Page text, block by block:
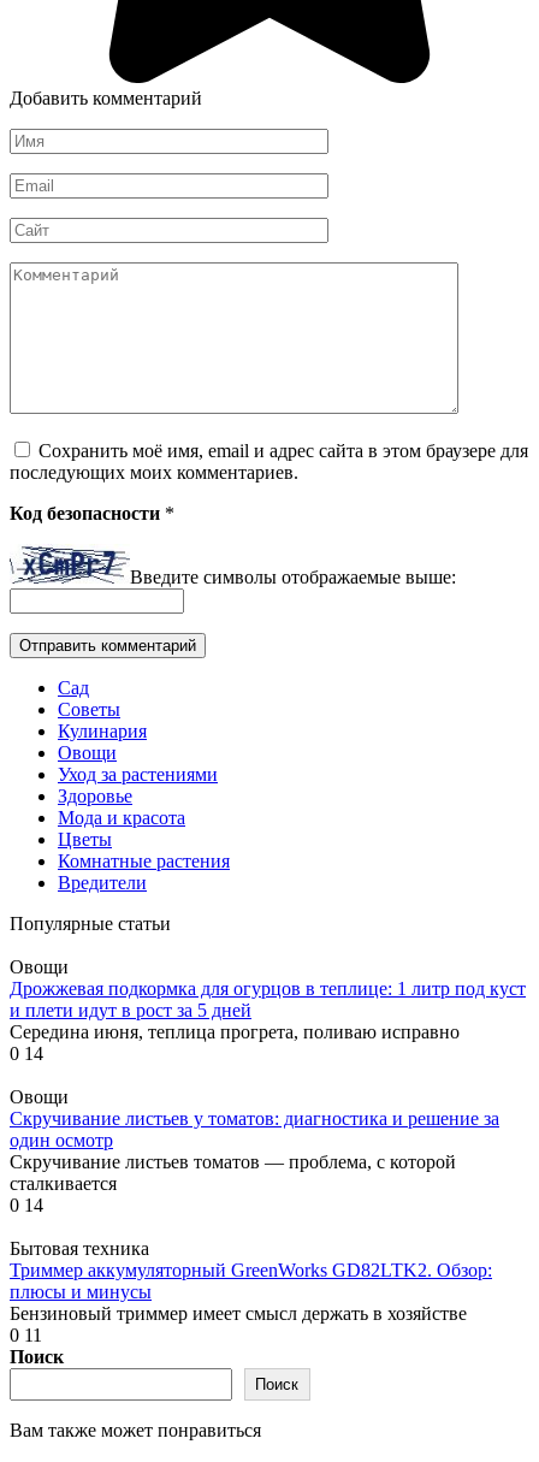
Добавить комментарий
Имя
*
Email
*
Сайт
Комментарий
Сохранить моё имя, email и адрес сайта в этом браузере для
последующих моих комментариев.
Код безопасности *
Введите символы отображаемые выше:
Сад
Советы
Кулинария
Овощи
Уход за растениями
Здоровье
Мода и красота
Цветы
Комнатные растения
Вредители
Популярные статьи
Овощи
Дрожжевая подкормка для огурцов в теплице: 1 литр под куст
и плети идут в рост за 5 дней
Середина июня, теплица прогрета, поливаю исправно
0 14
Овощи
Скручивание листьев у томатов: диагностика и решение за
один осмотр
Скручивание листьев томатов — проблема, с которой
сталкивается
0 14
Бытовая техника
Триммер аккумуляторный GreenWorks GD82LTK2. Обзор:
плюсы и минусы
Бензиновый триммер имеет смысл держать в хозяйстве
0 11
Поиск
Поиск
Вам также может понравиться